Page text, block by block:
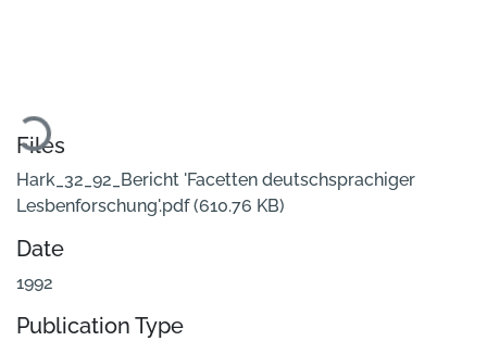
Loading...
Files
Hark_32_92_Bericht 'Facetten deutschsprachiger
Lesbenforschung'.pdf(610.76 KB)
Date
1992
Publication Type